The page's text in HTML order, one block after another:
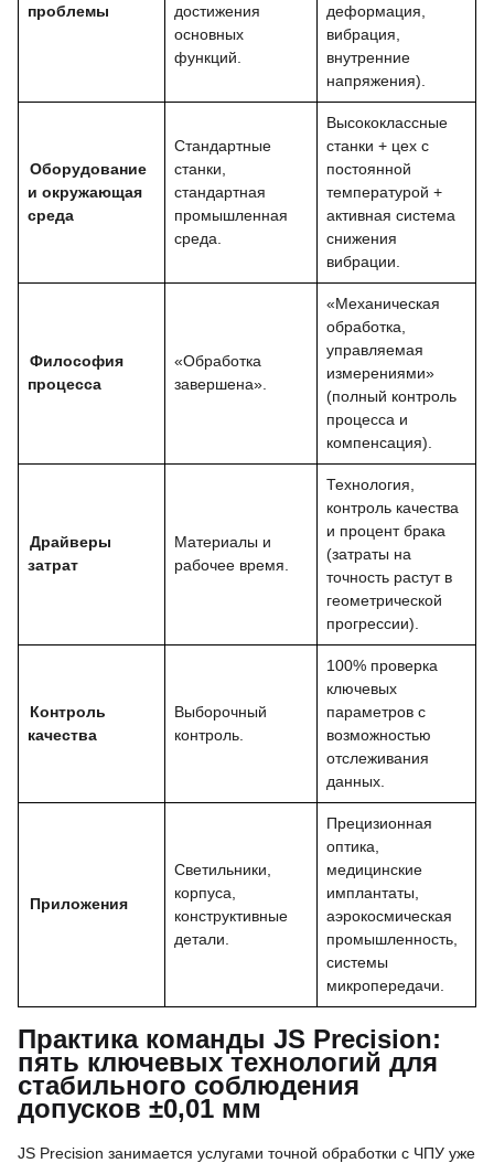
проблемы
достижения
основных
функций.
деформация,
вибрация,
внутренние
напряжения).
Оборудование
и окружающая
среда
Стандартные
станки,
стандартная
промышленная
среда.
Высококлассные
станки + цех с
постоянной
температурой +
активная система
снижения
вибрации.
Философия
процесса
«Обработка
завершена».
«Механическая
обработка,
управляемая
измерениями»
(полный контроль
процесса и
компенсация).
Драйверы
затрат
Материалы и
рабочее время.
Технология,
контроль качества
и процент брака
(затраты на
точность растут в
геометрической
прогрессии).
Контроль
качества
Выборочный
контроль.
100% проверка
ключевых
параметров с
возможностью
отслеживания
данных.
Приложения
Светильники,
корпуса,
конструктивные
детали.
Прецизионная
оптика,
медицинские
имплантаты,
аэрокосмическая
промышленность,
системы
микропередачи.
Практика команды JS Precision:
пять ключевых технологий для
стабильного соблюдения
допусков ±0,01 мм
JS Precision занимается услугами точной обработки с ЧПУ уже